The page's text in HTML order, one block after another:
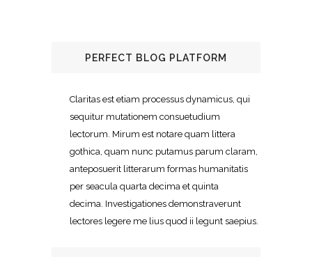
PERFECT BLOG PLATFORM
Claritas est etiam processus dynamicus, qui
sequitur mutationem consuetudium
lectorum. Mirum est notare quam littera
gothica, quam nunc putamus parum claram,
anteposuerit litterarum formas humanitatis
per seacula quarta decima et quinta
decima. Investigationes demonstraverunt
lectores legere me lius quod ii legunt saepius.